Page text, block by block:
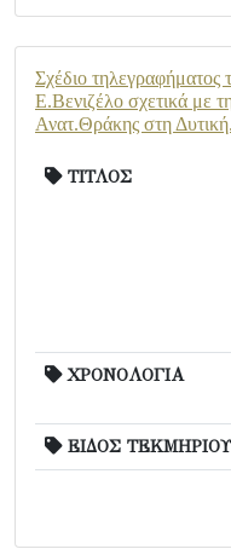
Σχέδιο
Ε.Βενιζέλο σχετικά με
Ανατ.Θράκης στη Δυτική.
ΤΙΤΛΟΣ
ΧΡΟΝΟΛΟΓΙΑ
ΕΙΔΟΣ ΤΕΚΜΗΡΙΟΥ